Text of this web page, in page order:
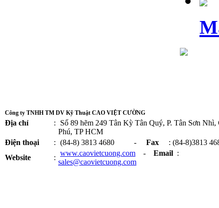
Công ty TNHH TM DV Kỹ Thuật CAO VIỆT CƯỜNG
Địa chỉ :
Số 89 hẽm 249 Tân Kỳ Tân Quý, P. Tân Sơn Nhì,
Phú, TP HCM
Điện thoại
: (84-8) 3813 4680 - Fax
: (84-8)3813
Website
:
www.caovietcuong.com - Email :
sales@caovietcuong.com